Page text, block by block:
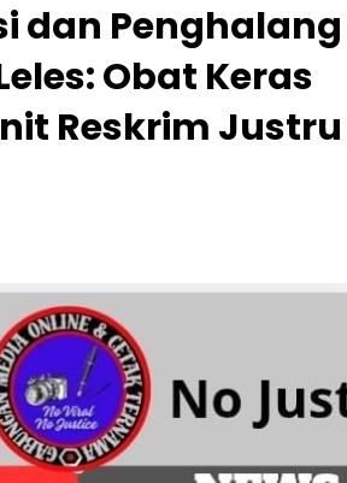
dan Penghalang
Obat Keras
Reskrim Justru